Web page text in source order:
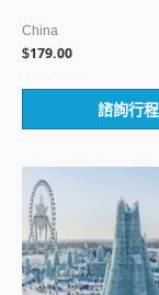
China
$179.00
評
滿
諮詢行程